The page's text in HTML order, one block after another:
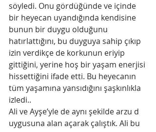
söyledi. Onu gördüğünde ve içinde
bir heyecan uyandığında kendisine
bunun bir duygu olduğunu
hatırlattığını, bu duyguya sahip çıkıp
izin verdikçe de korkunun eriyip
gittiğini, yerine hoş bir yaşam enerjisi
hissettiğini ifade etti. Bu heyecanın
tüm yaşamına yansıdığını şaşkınlıkla
izledi..
Ali ve Ayşe’yle​ d​e aynı şekilde ​arzu d​
uygusuna alan açarak çalıştık. Ali bu